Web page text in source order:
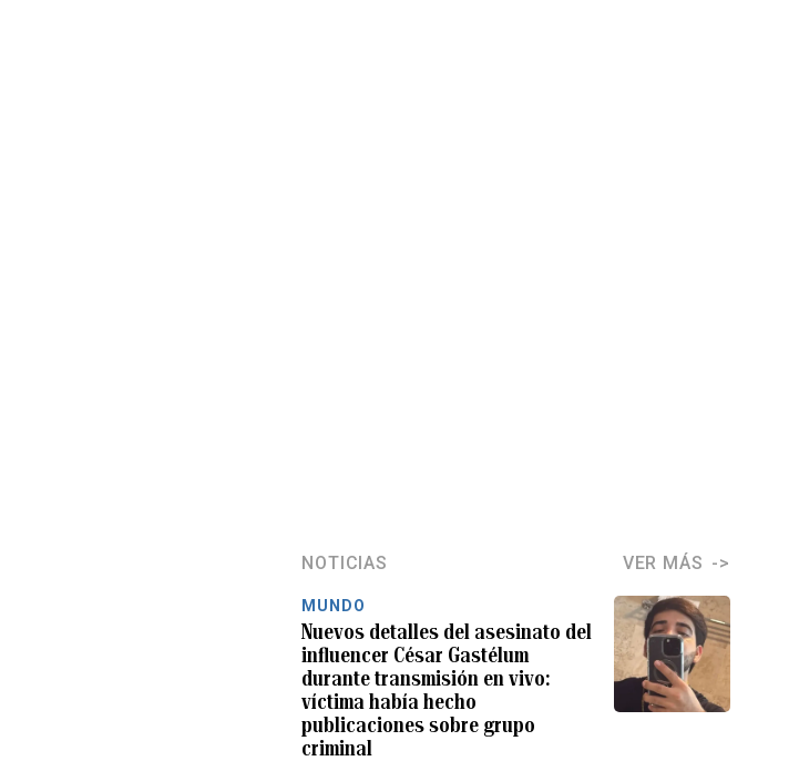
NOTICIAS VER MÁS
MUNDO
Nuevos detalles del asesinato del
influencer César Gastélum
durante transmisión en vivo:
víctima había hecho
publicaciones sobre grupo
criminal